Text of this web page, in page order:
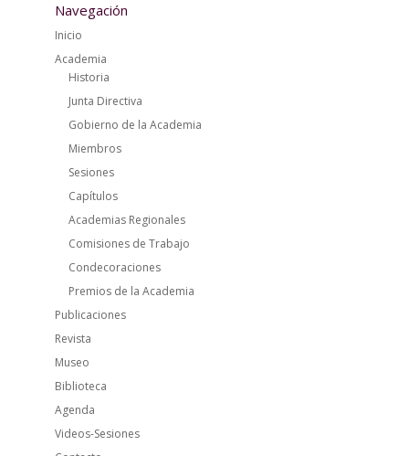
Navegación
Inicio
Academia
Historia
Junta Directiva
Gobierno de la Academia
Miembros
Sesiones
Capítulos
Academias Regionales
Comisiones de Trabajo
Condecoraciones
Premios de la Academia
Publicaciones
Revista
Museo
Biblioteca
Agenda
Videos-Sesiones